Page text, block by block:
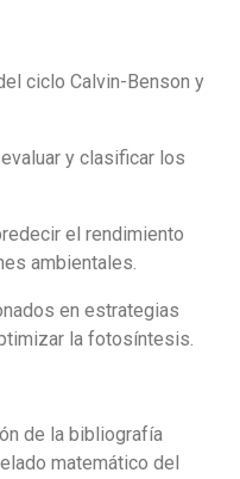
ciclo Calvin-Benson y
y clasificar los
el rendimiento
ambientales.
en estrategias
la fotosíntesis.
de la bibliografía
matemático del